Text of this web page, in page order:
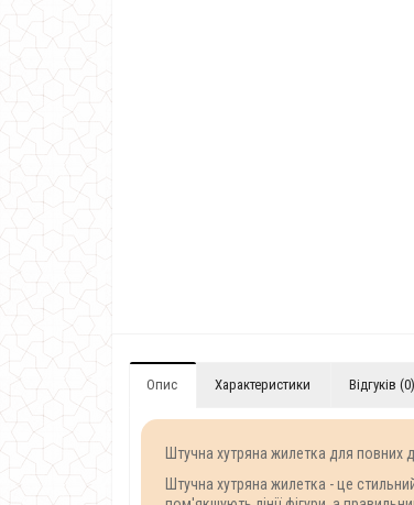
Опис Характеристики Відгуків (0)
Штучна хутряна жилетка для повних
Штучна хутряна жилетка - це